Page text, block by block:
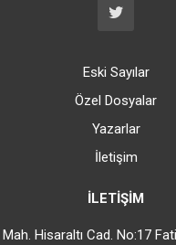
Eski Sayılar
Özel Dosyalar
Yazarlar
İletişim
İLETIŞIM
Hisaraltı Cad. No:17